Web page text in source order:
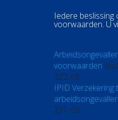
Iedere
voorwaarden. U
voorwaarden
322 KB
IPID Verzekering
arbeidsongevallen
291 KB